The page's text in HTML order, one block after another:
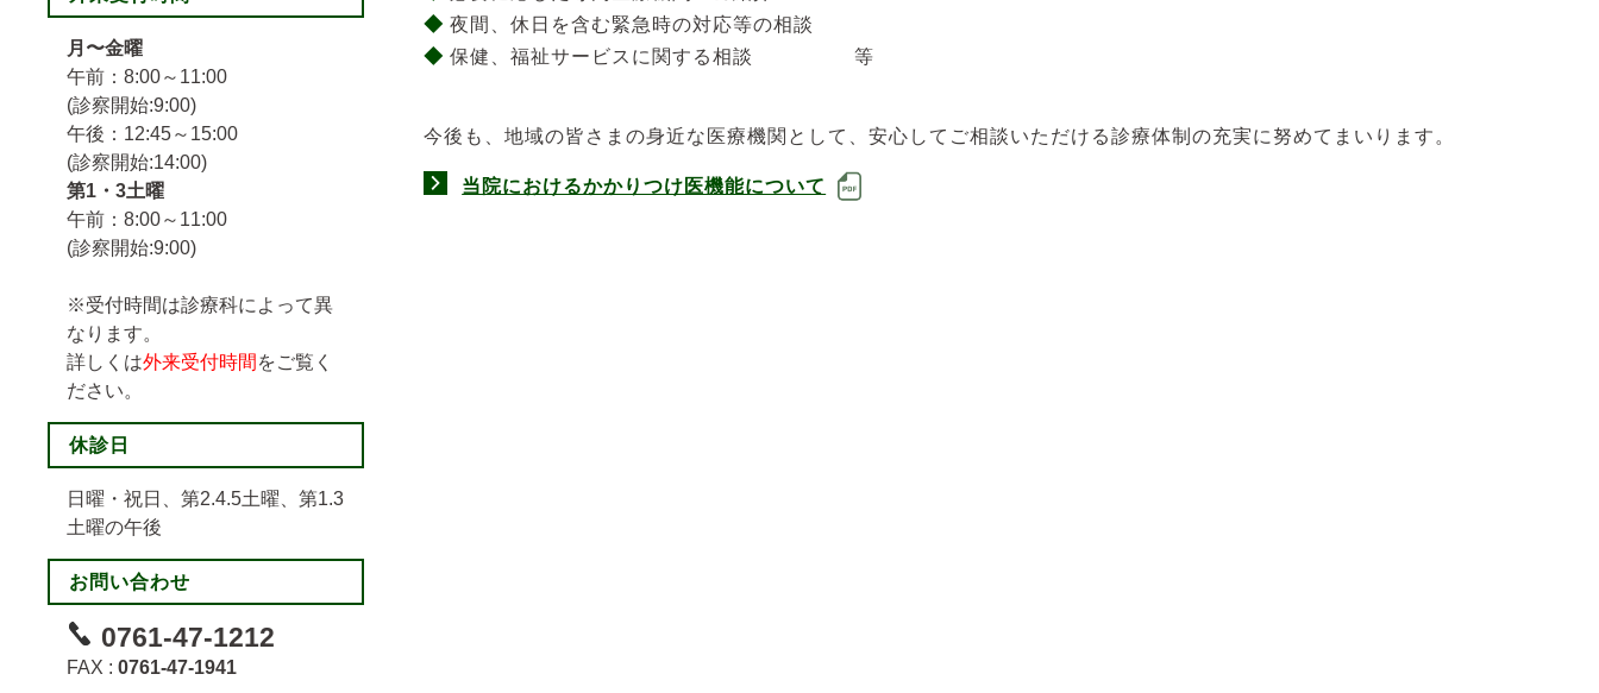
◆夜間、休日を含む緊急時の対応等の相談
◆保健、福祉サービスに関する相談 等
今後も、地域の皆さまの身近な医療機関として、安心してご相談いただける診療体制の充実に努めてまいります。
当院におけるかかりつけ医機能について
声を受け改善しました
セカンドオピニオン
月〜金曜
午前：8:00～11:00
(診察開始:9:00)
午後：12:45～15:00
(診察開始:14:00)
第1・3土曜
午前：8:00～11:00
(診察開始:9:00)
※受付時間は診療科によって異
なります。
詳しくは外来受付時間 をご覧く
ださい。
休診日
日曜・祝日、第2.4.5土曜、第1.3
土曜の午後
お問い合わせ
0761-47-1212
FAX :0761-47-1941